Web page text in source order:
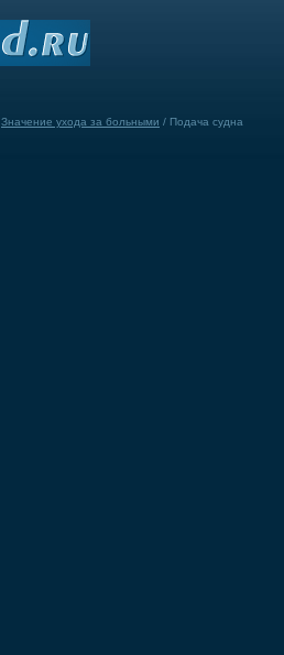
Значение ухода за больными / Подача судна